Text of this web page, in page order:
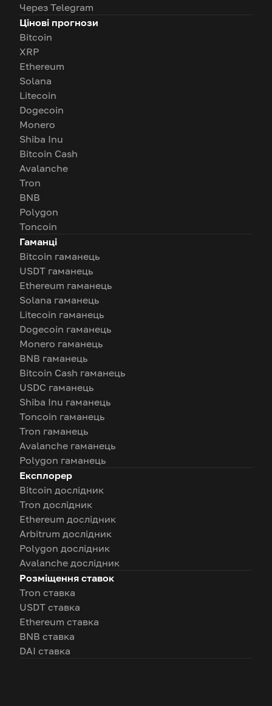
Через Telegram
Цінові прогнози
Bitcoin
XRP
Ethereum
Solana
Litecoin
Dogecoin
Monero
Shiba Inu
Bitcoin Cash
Avalanche
Tron
BNB
Polygon
Toncoin
Гаманці
Bitcoin гаманець
USDT гаманець
Ethereum гаманець
Solana гаманець
Litecoin гаманець
Dogecoin гаманець
Monero гаманець
BNB гаманець
Bitcoin Cash гаманець
USDC гаманець
Shiba Inu гаманець
Toncoin гаманець
Tron гаманець
Avalanche гаманець
Polygon гаманець
Експлорер
Bitcoin дослідник
Tron дослідник
Ethereum дослідник
Arbitrum дослідник
Polygon дослідник
Avalanche дослідник
Розміщення ставок
Tron ставка
USDT ставка
Ethereum ставка
BNB ставка
DAI ставка